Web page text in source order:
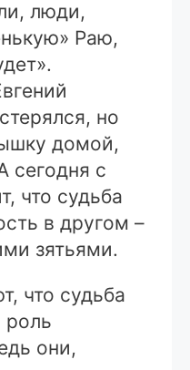
люди,
Раю,
но
домой,
сегодня с
что судьба
в другом –
зятьями.
что судьба
роль
они,